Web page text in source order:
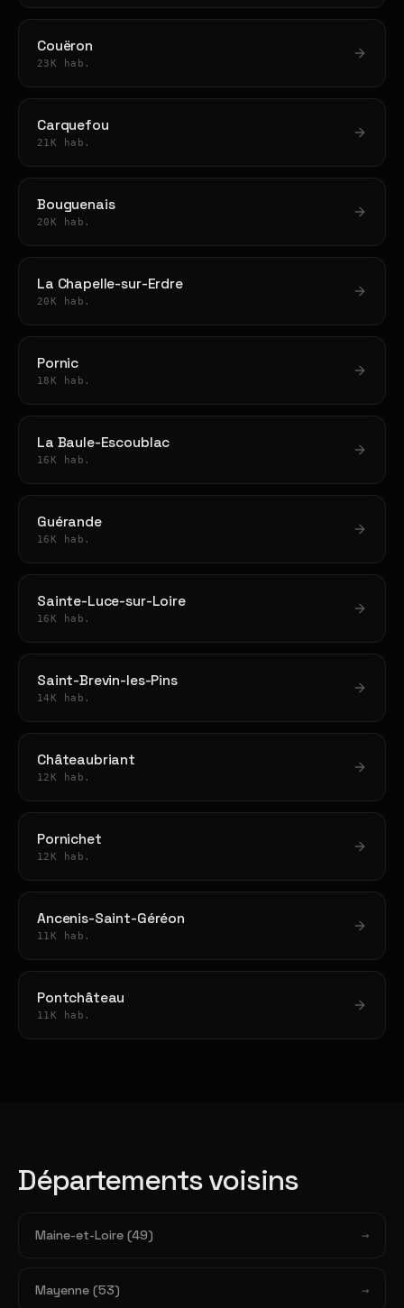
Couëron
23K hab.
Carquefou
21K hab.
Bouguenais
20K hab.
La Chapelle-sur-Erdre
20K hab.
Pornic
18K hab.
La Baule-Escoublac
16K hab.
Guérande
16K hab.
Sainte-Luce-sur-Loire
16K hab.
Saint-Brevin-les-Pins
14K hab.
Châteaubriant
12K hab.
Pornichet
12K hab.
Ancenis-Saint-Géréon
11K hab.
Pontchâteau
11K hab.
Départements voisins
Maine-et-Loire (49)
Mayenne (53)